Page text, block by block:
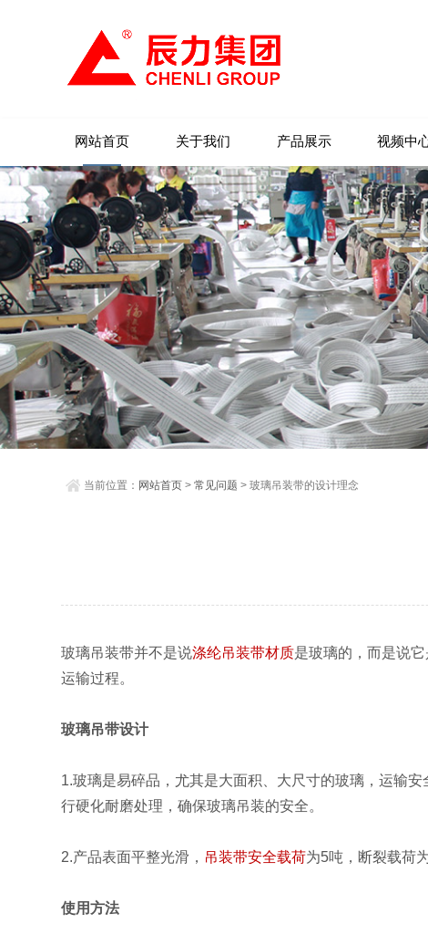
网站首页 关于我们 产品展示 视频中
当前位置： 网站首页 >常见问题 > 玻璃吊装带的设计理念
玻璃吊装带并不是说涤纶吊装带材质是玻璃的，而是说
运输过程。
玻璃吊带设计
1.玻璃是易碎品，尤其是大面积、大尺寸的玻璃，运输
行硬化耐磨处理，确保玻璃吊装的安全。
2.产品表面平整光滑， 吊装带安全载荷为5吨，断裂载荷
使用方法